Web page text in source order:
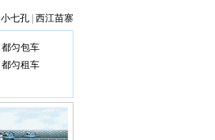
小七孔| 西江苗寨
都匀包车
都匀租车